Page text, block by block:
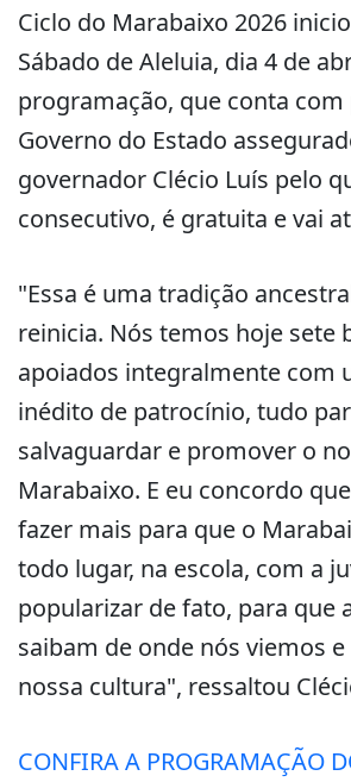
Ciclo do Marabaixo 2026
Sábado de Aleluia, dia 4 de
programação, que conta
Governo do Estado
governador Clécio Luís pelo
consecutivo, é gratuita e vai
"Essa é uma tradição
reinicia. Nós temos hoje sete
apoiados integralmente com
inédito de patrocínio, tudo
salvaguardar e promover o
Marabaixo. E eu concordo
fazer mais para que o
todo lugar, na escola, com a
popularizar de fato, para que
saibam de onde nós viemos e
nossa cultura", ressaltou
CONFIRA A PROGRAMAÇÃO